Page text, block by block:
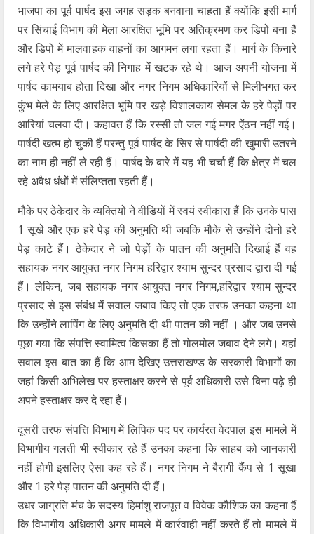
भाजपा का पूर्व पार्षद इस जगह सड़क बनवाना चाहता हैं क्योंकि इसी मार्ग
पर सिंचाई विभाग की मेला आरक्षित भूमि पर अतिक्रमण कर डिपों बना हैं
और डिपों में मालवाहक वाहनों का आगमन लगा रहता हैं। मार्ग के किनारे
लगे हरे पेड़ पूर्व पार्षद की निगाह में खटक रहे थे। आज अपनी योजना में
पार्षद कामयाब होता दिखा और नगर निगम अधिकारियों से मिलीभगत कर
कुंभ मेले के लिए आरक्षित भूमि पर खड़े विशालकाय सेमल के हरे पेड़ों पर
आरियां चलवा दी। कहावत हैं कि रस्सी तो जल गई मगर ऐंठन नहीं गई।
पार्षदी खत्म हो चुकी हैं परन्तु पूर्व पार्षद के सिर से पार्षदी की खुमारी उतरने
का नाम ही नहीं ले रही हैं। पार्षद के बारे में यह भी चर्चा हैं कि क्षेत्र में चल
रहे अवैध धंधों में संलिप्तता रहती हैं।
मौके पर ठेकेदार के व्यक्तियों ने वीडियों में स्वयं स्वीकारा हैं कि उनके पास
1 सूखे और एक हरे पेड़ की अनुमति थी जबकि मौके से उन्होंने दोनो हरे
पेड़ काटे हैं। ठेकेदार ने जो पेड़ों के पातन की अनुमति दिखाई हैं वह
सहायक नगर आयुक्त नगर निगम हरिद्वार श्याम सुन्दर प्रसाद द्वारा दी गई
हैं। लेकिन, जब सहायक नगर आयुक्त नगर निगम,हरिद्वार श्याम सुन्दर
प्रसाद से इस संबंध में सवाल जबाव किए तो एक तरफ उनका कहना था
कि उन्होंने लापिंग के लिए अनुमति दी थी पातन की नहीं । और जब उनसे
पूछा गया कि संपत्ति स्वामित्व किसका हैं तो गोलमोल जबाव देने लगे। यहां
सवाल इस बात का हैं कि आम देखिए उत्तराखण्ड के सरकारी विभागों का
जहां किसी अभिलेख पर हस्ताक्षर करने से पूर्व अधिकारी उसे बिना पढ़े ही
अपने हस्ताक्षर कर दे रहा हैं।
दूसरी तरफ संपत्ति विभाग में लिपिक पद पर कार्यरत वेदपाल इस मामले में
विभागीय गलती भी स्वीकार रहे हैं उनका कहना कि साहब को जानकारी
नहीं होगी इसलिए ऐसा कह रहे हैं। नगर निगम ने बैरागी कैंप से 1 सूखा
और 1 हरे पेड़ पातन की अनुमति दी हैं।
उधर जाग्रति मंच के सदस्य हिमांशु राजपूत व विवेक कौशिक का कहना हैं
कि विभागीय अधिकारी अगर मामले में कार्रवाही नहीं करते हैं तो मामले में